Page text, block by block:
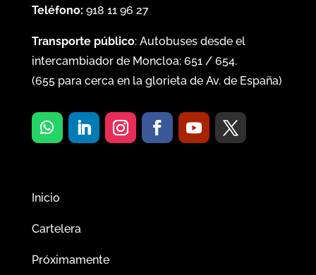
Teléfono: 918 11 96 27
Transporte público: Autobuses desde el
intercambiador de Moncloa: 651/ 654.
(655para cerca en la glorieta de Av. de España)
Inicio
Cartelera
Próximamente